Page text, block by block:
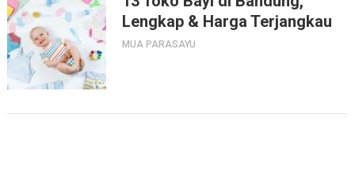
Lengkap & Harga Terjangkau
MUA PARASAYU